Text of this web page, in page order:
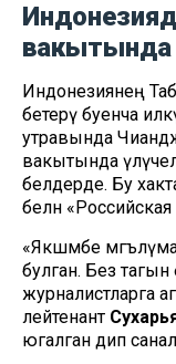
вакытында
Индонезиянең
бетерү буенча
утравында
вакытында
белдерде. Бу
белән «Российская
«Якшәмбе
булган. Без тагын
журналистларга
лейтенант
югалган дип